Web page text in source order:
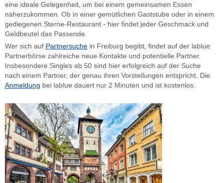
eine ideale Gelegenheit, um bei einem gemeinsamen Essen
näherzukommen. Ob in einer gemütlichen Gaststube oder in einem
gediegenen Sterne-Restaurant - hier findet jeder Geschmack und
Geldbeutel das Passende.
Wer sich auf Partnersuche in Freiburg begibt, findet auf der lablue
Partnerbörse zahlreiche neue Kontakte und potentielle Partner.
Insbesondere Singles ab 50 sind hier erfolgreich auf der Suche
nach einem Partner, der genau ihren Vorstellungen entspricht. Die
Anmeldung bei lablue dauert nur 2 Minuten und ist kostenlos.